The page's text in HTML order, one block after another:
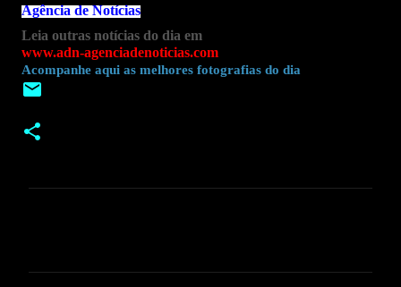
Agência de Notícias
Leia outras notícias do dia em
www.adn-agenciadenoticias.com
Acompanhe aqui as melhores fotografias do dia